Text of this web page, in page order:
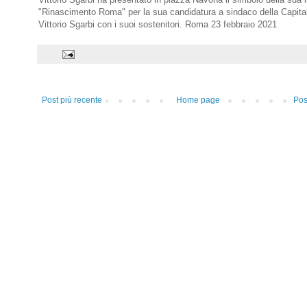
"Rinascimento Roma" per la sua candidatura a sindaco della
Vittorio Sgarbi con i suoi sostenitori. Roma 23 febbraio 2021
Post più recente Home page